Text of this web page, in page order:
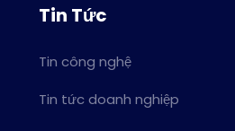
Tin Tức
Tin công nghệ
Tin tức doanh nghiệp